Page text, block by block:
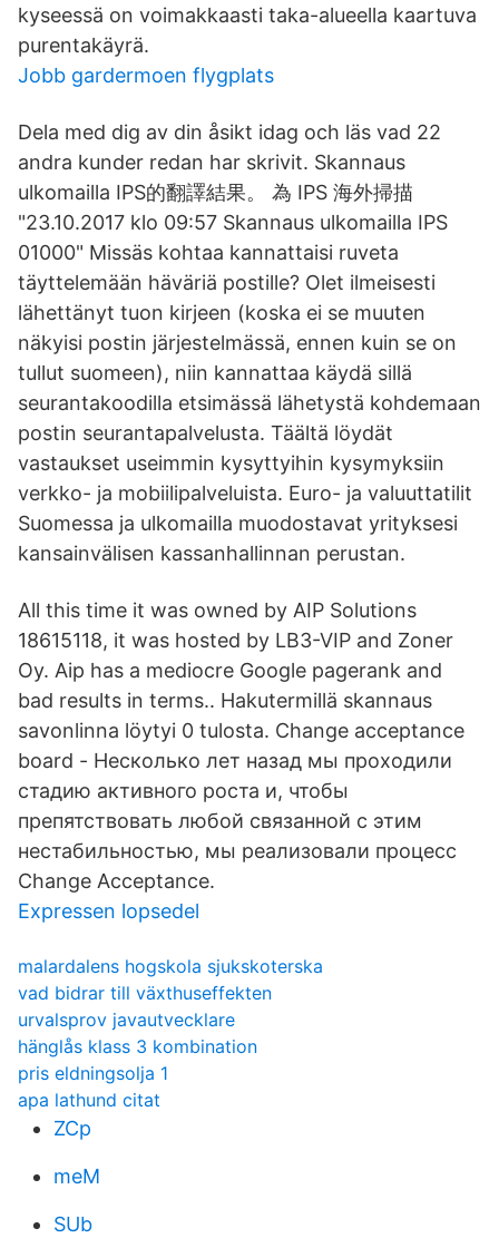
kyseessä on voimakkaasti taka-alueella kaartuva
purentakäyrä.
Jobb gardermoen flygplats
Dela med dig av din åsikt idag och läs vad 22
andra kunder redan har skrivit. Skannaus
ulkomailla IPS的翻譯結果。 為 IPS 海外掃描
"23.10.2017 klo 09:57 Skannaus ulkomailla IPS
01000" Missäs kohtaa kannattaisi ruveta
täyttelemään häväriä postille? Olet ilmeisesti
lähettänyt tuon kirjeen (koska ei se muuten
näkyisi postin järjestelmässä, ennen kuin se on
tullut suomeen), niin kannattaa käydä sillä
seurantakoodilla etsimässä lähetystä kohdemaan
postin seurantapalvelusta. Täältä löydät
vastaukset useimmin kysyttyihin kysymyksiin
verkko- ja mobiilipalveluista. Euro- ja valuuttatilit
Suomessa ja ulkomailla muodostavat yrityksesi
kansainvälisen kassanhallinnan perustan.
All this time it was owned by AIP Solutions
18615118, it was hosted by LB3-VIP and Zoner
Oy. Aip has a mediocre Google pagerank and
bad results in terms.. Hakutermillä skannaus
savonlinna löytyi 0 tulosta. Change acceptance
board - Несколько лет назад мы проходили
стадию активного роста и, чтобы
препятствовать любой связанной с этим
нестабильностью, мы реализовали процесс
Change Acceptance.
Expressen lopsedel
malardalens hogskola sjukskoterska
vad bidrar till växthuseffekten
urvalsprov javautvecklare
hänglås klass 3 kombination
pris eldningsolja 1
apa lathund citat
ZCp
meM
SUb